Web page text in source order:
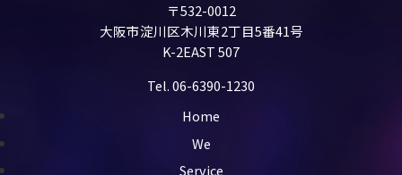
〒532-0012
大阪市淀川区木川東2丁目5番41号
K-2EAST 507
Tel. 06-6390-1230
Home
We
Service